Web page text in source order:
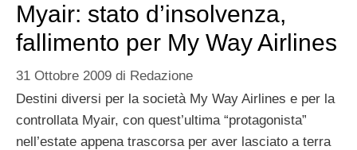
Myair: stato d’insolvenza,
fallimento per My Way Airlines
31 Ottobre 2009 di Redazione
Destini diversi per la società My Way Airlines e per la
controllata Myair, con quest’ultima “protagonista”
nell’estate appena trascorsa per aver lasciato a terra